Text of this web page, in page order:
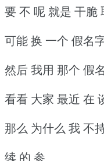
要 不 呢 就是 干脆
可能 换 一个 假名
然后 我用 那个 假
看看 大家 最近 在
那么 为什么 我 不
续 的 参